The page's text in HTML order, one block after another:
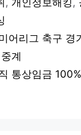
,개인정보해킹,
어리그 축구 경
계
통상임금